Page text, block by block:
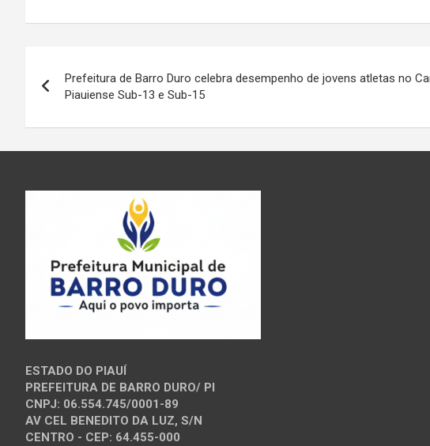
de
Post
Prefeitura de Barro Duro celebra desempenho de jovens atletas no
Piauiense Sub-13 e Sub-15
ESTADO DO PIAUÍ
PREFEITURA DE BARRO DURO/ PI
CNPJ: 06.554.745/0001-89
AV CEL BENEDITO DA LUZ, S/N
CENTRO - CEP: 64.455-000